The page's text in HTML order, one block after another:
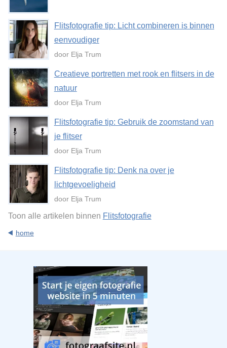
Flitsfotografie tip: Licht combineren is binnen
eenvoudiger
door Elja Trum
Creatieve portretten met rook en flitsers in de
natuur
door Elja Trum
Flitsfotografie tip: Gebruik de zoomstand van
je flitser
door Elja Trum
Flitsfotografie tip: Denk na over je
lichtgevoeligheid
door Elja Trum
Toon alle artikelen binnen Flitsfotografie
home